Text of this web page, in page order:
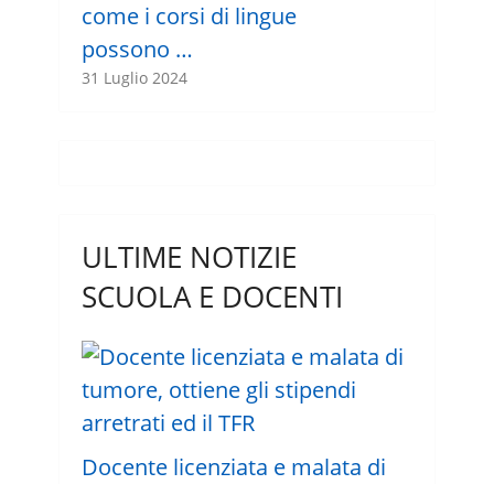
come i corsi di lingue
possono …
31 Luglio 2024
ULTIME NOTIZIE
SCUOLA E DOCENTI
Docente licenziata e malata di